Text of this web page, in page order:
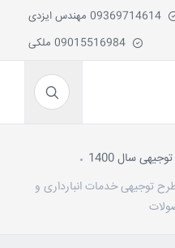
سال 1400
توجیهی خدمات انبارداری و